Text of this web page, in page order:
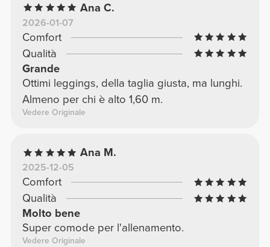
Ana C.
2026-01-07
Comfort
Qualità
Grande
Ottimi leggings, della taglia giusta, ma lunghi.
Almeno per chi è alto 1,60 m.
Vedere Originale
Ana M.
2025-12-05
Comfort
Qualità
Molto bene
Super comode per l'allenamento.
Vedere Originale